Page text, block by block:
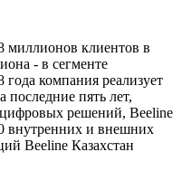
миллионов клиентов в
- в сегменте
компания реализует
последние пять лет,
цифровых решений, Beeline
внутренних и внешних
Beeline Казахстан